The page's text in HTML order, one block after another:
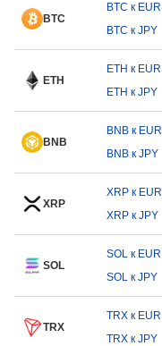
BTC
BTC к EUR
BTC к JPY
ETH
ETH к EUR
ETH к JPY
BNB
BNB к EUR
BNB к JPY
XRP
XRP к EUR
XRP к JPY
SOL
SOL к EUR
SOL к JPY
TRX
TRX к EUR
TRX к JPY